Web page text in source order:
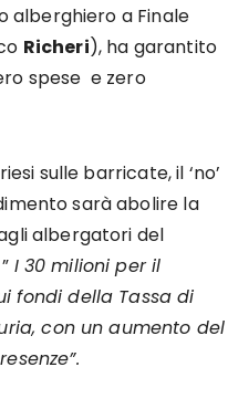
alberghiero a Finale
Richeri), ha garantito
spese e zero
sulle barricate, il ‘no’
sarà abolire la
albergatori del
I 30 milioni per il
fondi della Tassa di
con un aumento del